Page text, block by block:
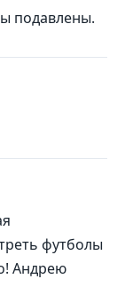
подавлены.
футболы
Андрею